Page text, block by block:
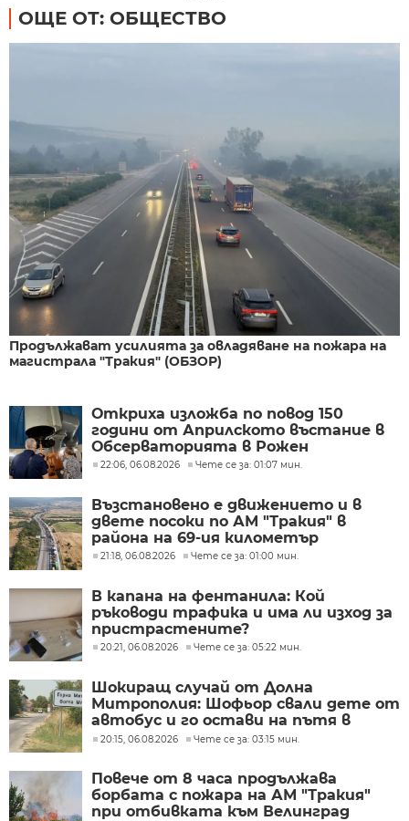
ОЩЕ ОТ: ОБЩЕСТВО
Продължават усилията за овладяване на пожара на
магистрала "Тракия" (ОБЗОР)
Откриха изложба по повод 150
години от Априлското въстание в
Обсерваторията в Рожен
22:06, 06.08.2026 Чете се за: 01:07 мин.
Възстановено е движението и в
двете посоки по АМ "Тракия" в
района на 69-ия километър
21:18, 06.08.2026 Чете се за: 01:00 мин.
В капана на фентанила: Кой
ръководи трафика и има ли изход за
пристрастените?
20:21, 06.08.2026 Чете се за: 05:22 мин.
Шокиращ случай от Долна
Митрополия: Шофьор свали дете от
автобус и го остави на пътя в
жегата
20:15, 06.08.2026 Чете се за: 03:15 мин.
Повече от 8 часа продължава
борбата с пожара на АМ "Тракия"
при отбивката към Велинград